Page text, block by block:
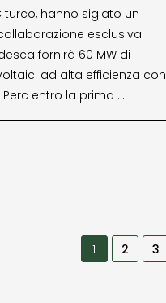
turco, hanno siglato un
esclusiva.
fornirà 60 MW di
ad alta efficienza con
entro la prima …
1 2 3